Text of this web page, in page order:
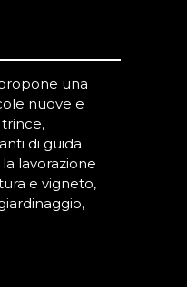
una
nuove e
di guida
lavorazione
e vigneto,